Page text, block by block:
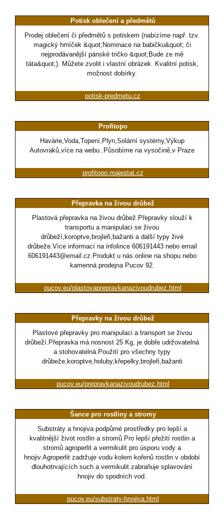
Potisk oblečení a předmětů
Prodej oblečení či předmětů s potiskem (nabízíme např. tzv.
magický hrníček &quot;Nominace na babičku&quot; či
nejprodávanější pánské tričko &quot;Bude ze mě
táta&quot;). Můžete zvolit i vlastní obrázek. Kvalitní potisk,
možnost dobírky.
potisk-predmetu.cz
Profitopo
Havárie,Voda,Topení,Plyn,Solární systémy,Výkup
Autovraků,více na webu..Působíme na vysočině,v Praze
profitopo.majestat.cz
Přepravka na živou drůbež
Plastová přepravka na živou drůbež.Přepravky slouží k
transportu a manipulaci se živou
drůbeží,koroptve,brojleři,bažanti a další typy živé
drůbeže.Více informací na infolince 606191443 nebo email
606191443@email.cz.Produkt u nás online na shopu nebo
kamenná prodejna Pucov 92.
pucov.eu/plastovaprepravkanazivoudrubez.html
Přepravky na živou drůbež
Plastové přepravky pro manipulaci a transport se živou
drůbeží.Přepravka má nosnost 25 Kg, je dobře udržovatelná
a stohovatelná.Použití pro všechny typy
drůbeže,koroptve,holuby,křepelky,brojleři,bažanti
pucov.eu/prepravkanazivoudrubez.html
Šance pro rostliny a stromy
Substráty a hnojiva podpůrné prostředky pro lepší a
kvalitnější život rostlin a stromů.Pro lepší přežití rostlin a
stromů agroperlit a vermikulit pro úsporu vody a
hnojiv.Agroperlit zadržuje vodu kolem kořenů rostlin v období
dlouhotrvajících such a vermikulit zabraňuje splavování
hnojiv do spodních vod.
pucov.eu/substraty-hnojiva.html